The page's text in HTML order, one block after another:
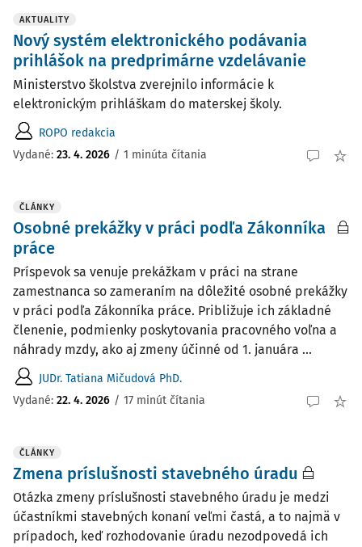
AKTUALITY
Nový systém elektronického podávania
prihlášok na predprimárne vzdelávanie
Ministerstvo školstva zverejnilo informácie k
elektronickým prihláškam do materskej školy.
ROPO redakcia
Vydané: 23. 4. 2026 / 1 minúta čítania
ČLÁNKY
Osobné prekážky v práci podľa Zákonníka
práce
Príspevok sa venuje prekážkam v práci na strane
zamestnanca so zameraním na dôležité osobné prekážky
v práci podľa Zákonníka práce. Približuje ich základné
členenie, podmienky poskytovania pracovného voľna a
náhrady mzdy, ako aj zmeny účinné od 1. januára ...
JUDr. Tatiana Mičudová PhD.
Vydané: 22. 4. 2026 / 17 minút čítania
ČLÁNKY
Zmena príslušnosti stavebného úradu
Otázka zmeny príslušnosti stavebného úradu je medzi
účastníkmi stavebných konaní veľmi častá, a to najmä v
prípadoch, keď rozhodovanie úradu nezodpovedá ich